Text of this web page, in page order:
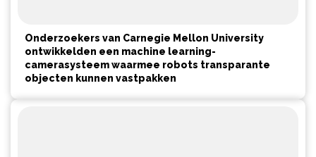
Onderzoekers van Carnegie Mellon University
ontwikkelden een machine learning-
camerasysteem waarmee robots transparante
objecten kunnen vastpakken